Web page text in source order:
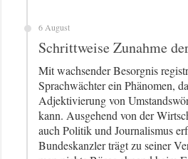
6 August
Schrittweise Zunahme
Mit wachsender Besorgnis
Sprachwächter ein Phänomen,
Adjektivierung von
kann. Ausgehend von der
auch Politik und Journalismus
Bundeskanzler trägt zu seiner